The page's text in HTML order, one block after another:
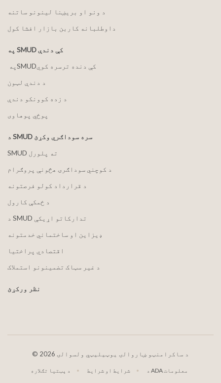
د ونو او بریښنا لینونو ساتنه
داوطلبانه کاربن بازار افشا کول
په SMUD کې دندې
په ‏‎SMUD‎‏ کې دنده ترسره کوي
د دندې لټون
د زده کوونکو دندې
پوځي پوهاوی
د SMUD سره سوداګري وکړئ
SMUD ته پلورل
د کوچني سوداګرۍ هڅونې پروګرام
د قرارداد کولو فرصتونه
د ځمکې کارول
د SMUD تدارکاتو اړیکې
ډیزاین او ساختماني خدمتونه
اقتصادي پراختیا
د غیر سټاک تضمینونو استملاک
نظر ورکړئ
© 2026 د ساکرامنټو ښاروالۍ یوټیلیټي ولسوالۍ
د پټتیا تګلاره شرایط او شرایط د ADA معلومات